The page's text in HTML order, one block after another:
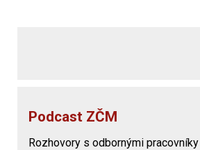
Podcast ZČM
Rozhovory s odbornými pracovníky